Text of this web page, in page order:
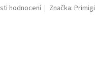
hodnocení Značka:Primigi